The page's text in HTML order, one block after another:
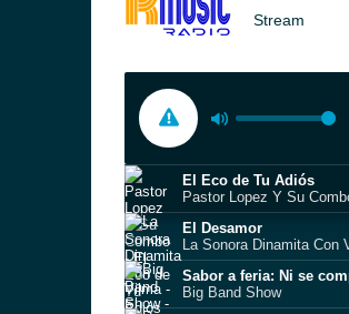
Stream
El Eco de Tu Adiós
Pastor Lopez Y Su
El Desamor
La Sonora Dinamita Con
Sabor a feria: Ni se
Big Band Show